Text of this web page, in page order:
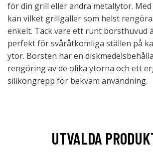
för din grill eller andra metallytor.
kan vilket grillgaller som helst
enkelt. Tack vare ett runt borsthuvud
perfekt för svåråtkomliga ställen på
ytor. Borsten har en
rengöring av de olika ytorna och ett
silikongrepp för bekväm användning.
UTVALDA